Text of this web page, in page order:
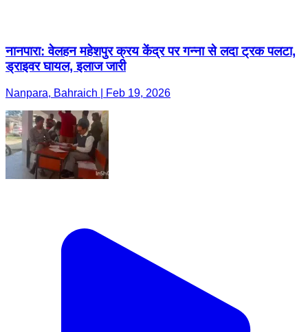
नानपारा: वेलहन महेशपुर क्रय केंद्र पर गन्ना से लदा ट्रक पलटा,
ड्राइवर घायल, इलाज जारी
Nanpara, Bahraich | Feb 19, 2026